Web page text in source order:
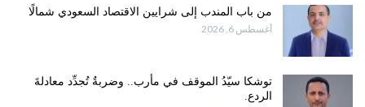
من باب المندب إلى شرايين الاقتصاد السعودي شمالًا
أغسطس 6, 2026
توشكا سيّدُ الموقف في مأرب.. وضربةٌ تُجدِّد معادلةَ
الردع.